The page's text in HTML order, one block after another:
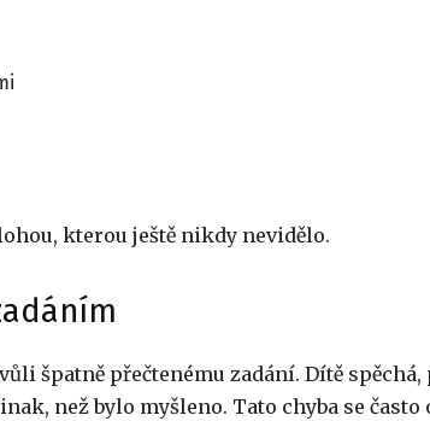
kterou ještě nikdy nevidělo.
špatně přečtenému zadání. Dítě
než bylo myšleno. Tato chyba se často